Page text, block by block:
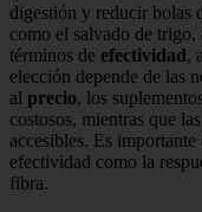
digestión y reducir bolas
como el salvado de
términos de efectividad ,
elección depende de las
al precio, los
costosos, mientras que
accesibles. Es
efectividad como la
fibra.